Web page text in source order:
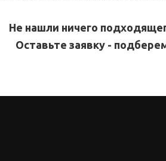
Не нашли ничего
Оставьте заявку -